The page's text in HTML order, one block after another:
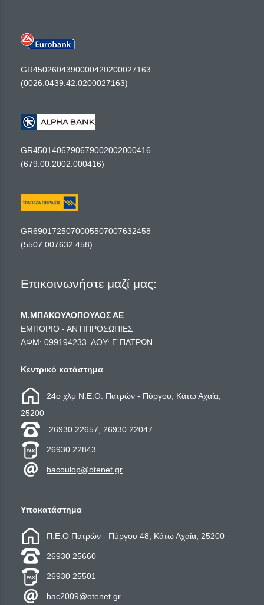
GR4502604390000420200027163
(0026.0439.42.0200027163)
GR4501406790679002002000416
(679.00.2002.000416)
GR6901725070005507007632458
(5507.007632.458)
Επικοινωνήστε μαζί μας:
Μ.ΜΠΑΚΟΥΛΟΠΟΥΛΟΣ ΑΕ
ΕΜΠΟΡΙΟ - ΑΝΤΙΠΡΟΣΩΠΙΕΣ
ΑΦΜ: 099194233 ΔΟΥ: Γ΄ΠΑΤΡΩΝ
Κεντρικό κατάστημα
24ο χλμ Ν.Ε.Ο. Πατρών - Πύργου, Κάτω Αχαία,
25200
26930 22657, 26930 22047
26930 22843
bacoulop@otenet.gr
Υποκατάστημα
Π.Ε.Ο Πατρών - Πύργου 48, Κάτω Αχαία, 25200
26930 25660
26930 25501
bac2009@otenet.gr